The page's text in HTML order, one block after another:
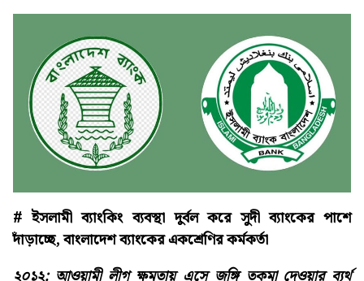
# ইসলামী ব্যাংকিং ব্যবস্থা দুর্বল করে সুদী ব্যাংকের পাশে
দাঁড়াচ্ছে, বাংলাদেশ ব্যাংকের একশ্রেণির কর্মকর্তা